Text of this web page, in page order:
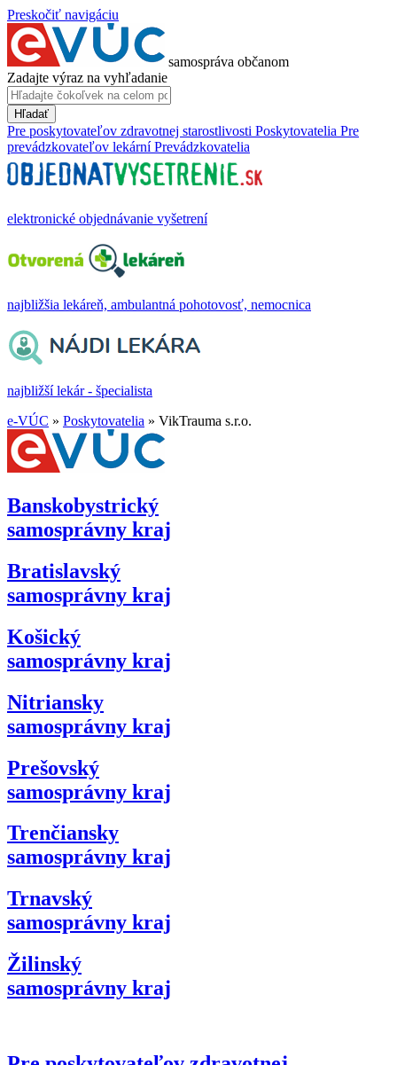
Preskočiť navigáciu
samospráva občanom
Zadajte výraz na vyhľadanie
Hľadať
Pre poskytovateľov zdravotnej starostlivosti Poskytovatelia Pre
prevádzkovateľov lekární Prevádzkovatelia
elektronické objednávanie vyšetrení
najbližšia lekáreň, ambulantná pohotovosť, nemocnica
najbližší lekár - špecialista
e-VÚC » Poskytovatelia » VikTrauma s.r.o.
Banskobystrický
samosprávny kraj
Bratislavský
samosprávny kraj
Košický
samosprávny kraj
Nitriansky
samosprávny kraj
Prešovský
samosprávny kraj
Trenčiansky
samosprávny kraj
Trnavský
samosprávny kraj
Žilinský
samosprávny kraj